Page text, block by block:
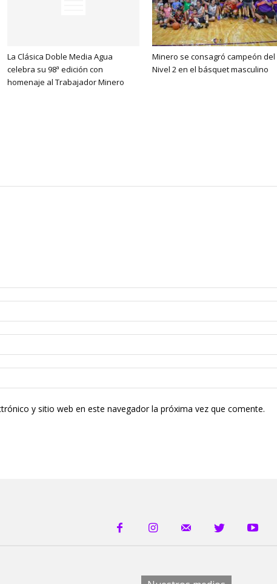
La Clásica Doble Media Agua
celebra su 98ª edición con
homenaje al Trabajador Minero
Minero se consagró campeón del
Nivel 2 en el básquet masculino
y sitio web en este navegador la próxima vez que comente.